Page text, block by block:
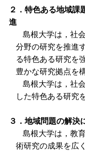
２．特色ある地域課
進
島根大学は，社
分野の研究を推進
る特色ある研究を
豊かな研究拠点を
島根大学は，社
した特色ある研究
３．地域問題の解決
島根大学は，教
術研究の成果を広